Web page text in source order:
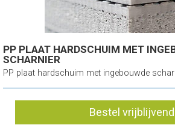
PP PLAAT HARDSCHUIM MET
SCHARNIER
PP plaat hardschuim met ingebouwde
Bestel vrijblijvend